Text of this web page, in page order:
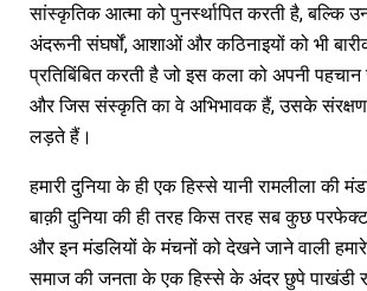
सांस्कृतिक आत्मा को पुनर्स्थापित करती है, बल्कि
अंदरूनी संघर्षों, आशाओं और कठिनाइयों को भी
प्रतिबिंबित करती है जो इस कला को अपनी
और जिस संस्कृति का वे अभिभावक हैं, उसके
लड़ते हैं।
हमारी दुनिया के ही एक हिस्से यानी रामलीला की
बाक़ी दुनिया की ही तरह किस तरह सब कुछ परफेक्ट
और इन मंडलियों के मंचनों को देखने जाने वाली
समाज की जनता के एक हिस्से के अंदर छुपे पाखंडी